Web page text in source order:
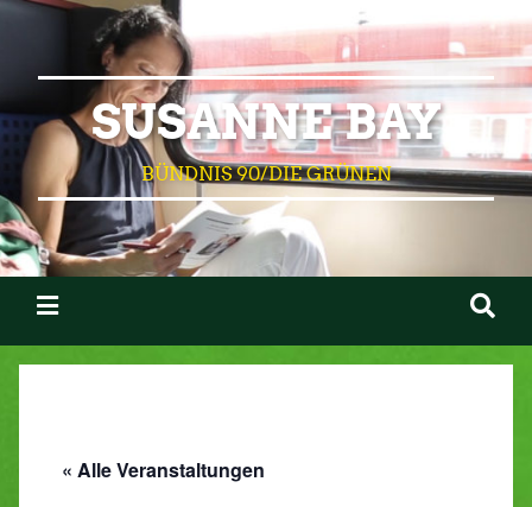
SUSANNE BAY
BÜNDNIS 90/DIE GRÜNEN
« Alle Veranstaltungen